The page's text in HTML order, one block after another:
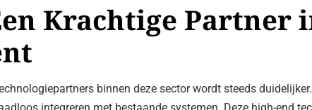
Krachtige Partner
binnen deze sector wordt steeds
integreren met bestaande systemen. Deze high-end